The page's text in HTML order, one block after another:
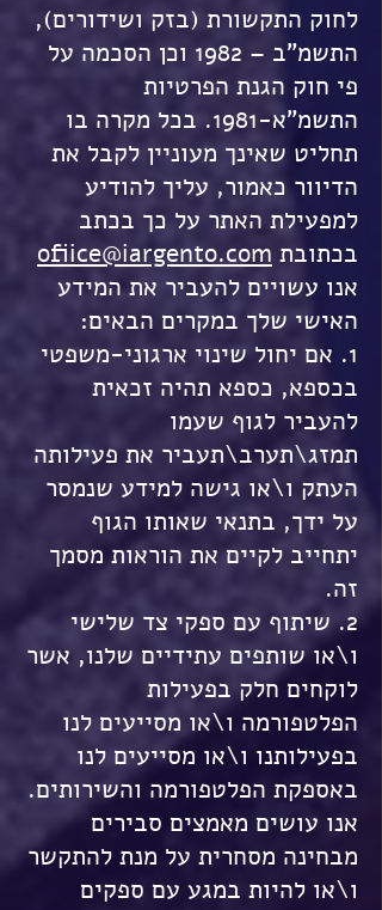
לחוק התקשורת (בזק ושידורים),
התשמ"ב – 1982 וכן הסכמה על
פי חוק הגנת הפרטיות
התשמ"א-1981. בכל מקרה בו
תחליט שאינך מעוניין לקבל את
הדיוור כאמור, עליך להודיע
למפעילת האתר על כך בכתב
בכתובת ofiice@iargento.com
אנו עשויים להעביר את המידע
האישי שלך במקרים הבאים:
1. אם יחול שינוי ארגוני-משפטי
בכספא, כספא תהיה זכאית
להעביר לגוף שעמו
תמזג\תערב\תעביר את פעילותה
העתק ו\או גישה למידע שנמסר
על ידך, בתנאי שאותו הגוף
יתחייב לקיים את הוראות מסמך
זה.
2. שיתוף עם ספקי צד שלישי
ו\או שותפים עתידיים שלנו, אשר
לוקחים חלק בפעילות
הפלטפורמה ו\או מסייעים לנו
בפעילותנו ו\או מסייעים לנו
באספקת הפלטפורמה והשירותים.
אנו עושים מאמצים סבירים
מבחינה מסחרית על מנת להתקשר
ו\או להיות במגע עם ספקים